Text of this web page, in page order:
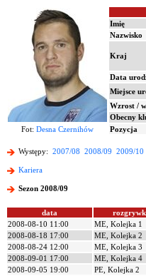
Imię
Nazwisko
Kraj
Data
Miejsce
Wzrost /
Obecny
Fot: Desna Czernihów Pozycja
Występy: 2007/08 2008/09 2009/10
Kariera
Sezon 2008/09
data
2008-08-10 11:00
ME, Kolejka 1
2008-08-18 17:00
ME, Kolejka 2
2008-08-24 12:00
ME, Kolejka 3
2008-09-01 17:00
ME, Kolejka 4
2008-09-05 19:00
PE, Kolejka 2